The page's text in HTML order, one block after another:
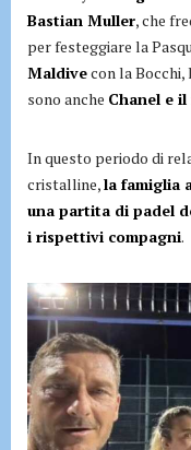
Bastian Muller, che
per festeggiare la
Maldivecon la Bocchi,
sono anche Chanel e
In questo periodo di
cristalline,la famiglia
una partita di padel
i rispettivi compagni.